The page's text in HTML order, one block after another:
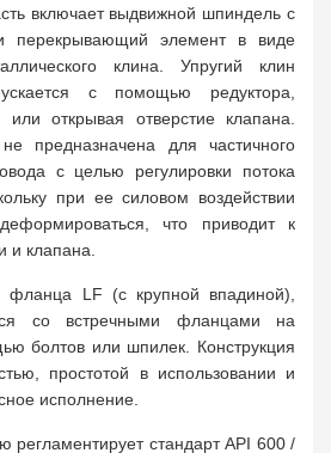
включает выдвижной шпиндель с
перекрывающий элемент в виде
клина. Упругий клин
с помощью редуктора,
или открывая отверстие клапана.
предназначена для частичного
с целью регулировки потока
при ее силовом воздействии
что приводит к
и клапана.
фланца LF (с крупной впадиной),
со встречными фланцами на
болтов или шпилек. Конструкция
простотой в использовании и
исполнение.
регламентирует стандарт API 600 /